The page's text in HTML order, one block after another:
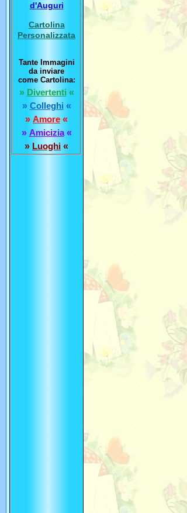
d'Auguri
Cartolina
Personalizzata
Tante Immagini
da inviare
come Cartolina:
» Divertenti «
» Colleghi «
» Amore «
» Amicizia«
» Luoghi «